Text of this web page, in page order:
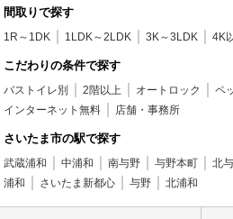
間取りで探す
1R～1DK 1LDK～2LDK 3K～3LDK 4K
こだわりの条件で探す
バストイレ別 2階以上 オートロック ペ
インターネット無料
店舗・事務所
さいたま市の駅で探す
武蔵浦和 中浦和 南与野 与野本町 北
浦和
さいたま新都心 与野 北浦和